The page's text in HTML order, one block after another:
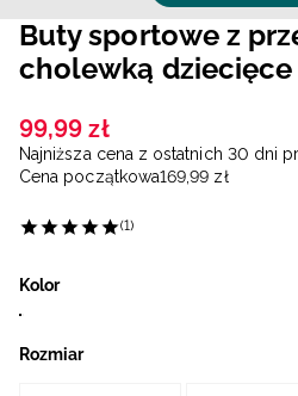
Buty sportowe z
cholewką
99,99 zł
Najniższa cena z ostatnich 30 dni
Cena początkowa169,99 zł
(1)
Kolor
Rozmiar